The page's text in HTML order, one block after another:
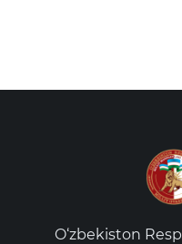
O‘zbekiston